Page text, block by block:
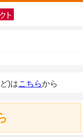
)はこちらから